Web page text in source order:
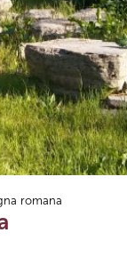
romana